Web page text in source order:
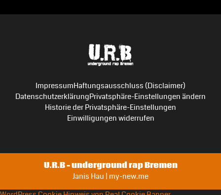
ImpressumHaftungsausschluss (Disclaimer)
DatenschutzerklärungPrivatsphäre-Einstellungen ändern
Historie der Privatsphäre-Einstellungen
Einwilligungen widerrufen
U.R.B – underground rap Bremen
Janis Hau | my-new.me